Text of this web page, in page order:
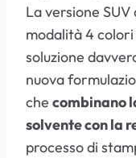
La versione
modalità 4 colori
soluzione
nuova
che combinano
solvente con la
processo di